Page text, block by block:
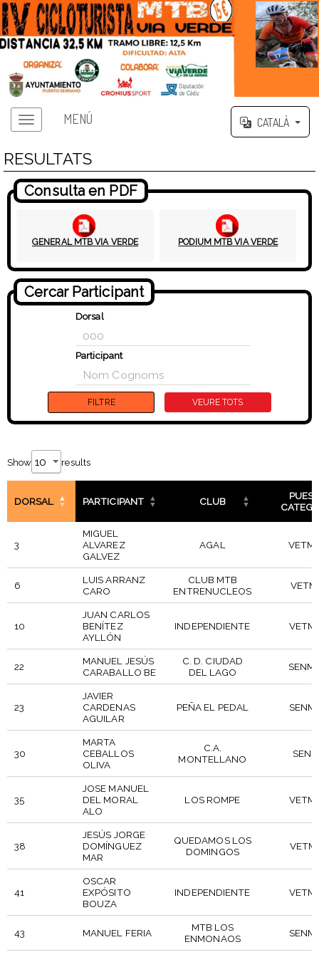
MENÚ CATALÀ
RESULTATS
Consulta en PDF
GENERAL MTB VIA VERDE PODIUM MTB VIA VERDE
Cercar Participant
Dorsal
Participant
Show results
DORSAL PARTICIPANT CLUB
3
MIGUEL
ALVAREZ
GALVEZ
AGAL
6
LUIS ARRANZ
CARO
CLUB MTB
ENTRENUCLEOS
10
JUAN CARLOS
BENÍTEZ
AYLLÓN
INDEPENDIENTE
22
MANUEL JESÚS
CARABALLO BE
C. D. CIUDAD
DEL LAGO
23
JAVIER
CARDENAS
AGUILAR
PEÑA EL PEDAL
30
MARTA
CEBALLOS
OLIVA
C.A.
MONTELLANO
35
JOSE MANUEL
DEL MORAL
ALO
LOS ROMPE
38
JESÚS JORGE
DOMÍNGUEZ
MAR
QUEDAMOS LOS
DOMINGOS
41
OSCAR
EXPÓSITO
BOUZA
INDEPENDIENTE
43 MANUEL FERIA
MTB LOS
ENMONAOS